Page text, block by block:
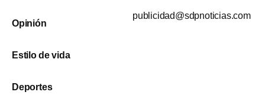
Opinión
Estilo de vida
Deportes
publicidad@sdpnoticias.com